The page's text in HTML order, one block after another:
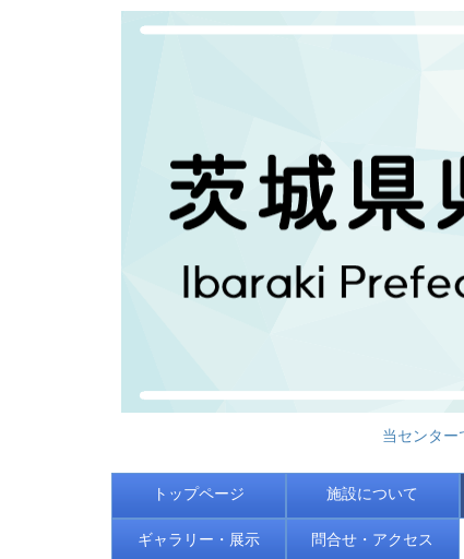
当センター
トップページ 施設について
ギャラリー・展示 問合せ・アクセス